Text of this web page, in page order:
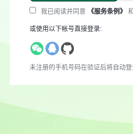
我已阅读并同意 《服务条例》
或使用以下帐号直接登录:
未注册的手机号码在验证后将自动登